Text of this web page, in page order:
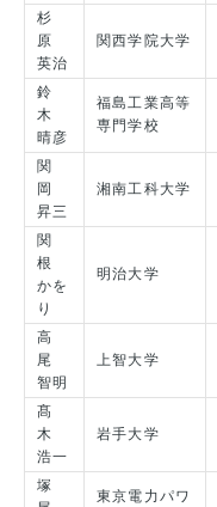
杉
原
英治
関西学院大学
鈴
木
晴彦
福島工業高等
専門学校
関
岡
昇三
湘南工科大学
関
根
かを
り
明治大学
高
尾
智明
上智大学
髙
木
浩一
岩手大学
塚
東京電力パワ